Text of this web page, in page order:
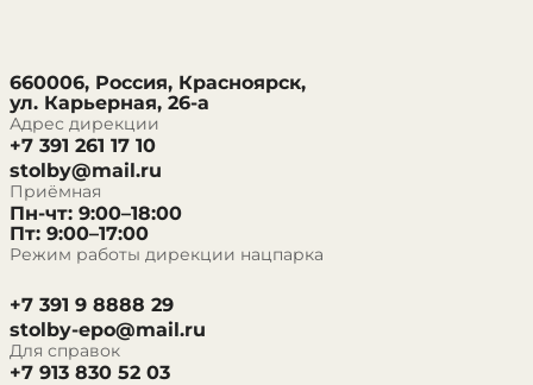
660006, Россия, Красноярск,
ул. Карьерная, 26-а
Адрес дирекции
+7 391 261 17 10
stolby@mail.ru
Приёмная
Пн-чт: 9:00–18:00
Пт: 9:00–17:00
Режим работы дирекции нацпарка
+7 391 9 8888 29
stolby-epo@mail.ru
Для справок
+7 913 830 52 03